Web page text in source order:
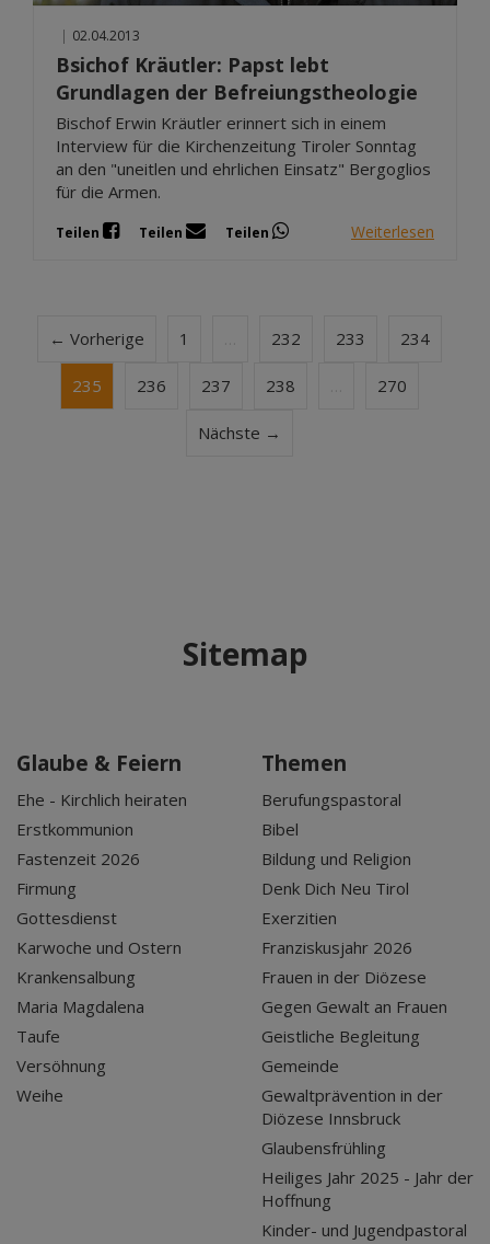
| 02.04.2013
Bsichof Kräutler: Papst lebt
Grundlagen der Befreiungstheologie
Bischof Erwin Kräutler erinnert sich in einem
Interview für die Kirchenzeitung Tiroler Sonntag
an den "uneitlen und ehrlichen Einsatz" Bergoglios
für die Armen.
Teilen Teilen Teilen Weiterlesen
← Vorherige 1 232 233 234
235 236 237 238 270
Nächste →
Sitemap
Glaube & Feiern
Ehe - Kirchlich heiraten
Erstkommunion
Fastenzeit 2026
Firmung
Gottesdienst
Karwoche und Ostern
Krankensalbung
Maria Magdalena
Taufe
Versöhnung
Weihe
Themen
Berufungspastoral
Bibel
Bildung und Religion
Denk Dich Neu Tirol
Exerzitien
Franziskusjahr 2026
Frauen in der Diözese
Gegen Gewalt an Frauen
Geistliche Begleitung
Gemeinde
Gewaltprävention in der
Diözese Innsbruck
Glaubensfrühling
Heiliges Jahr 2025 - Jahr der
Hoffnung
Kinder- und Jugendpastoral